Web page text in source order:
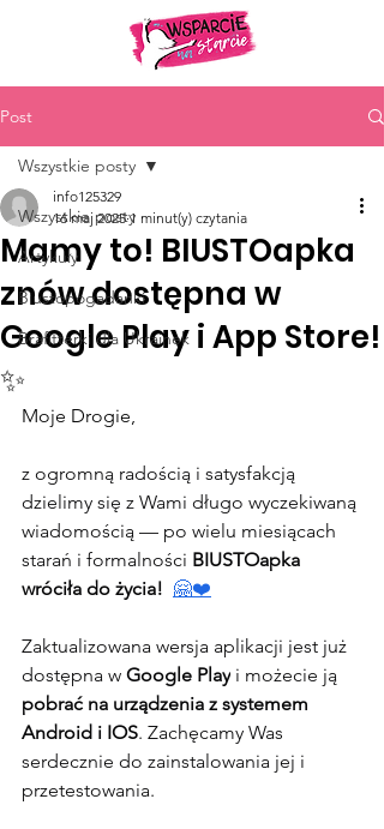
Post
Wszystkie posty
Artykuły
Biustopogadanki
Brafitterki dla Ukrainek
Wszystkie posty
Mamy to! BIUSTOapka
znów dostępna w
Google Play i App Store!
✨
info125329
16 maj 2025 1 minut(y) czytania
Moje Drogie,
z ogromną radością i satysfakcją
dzielimy się z Wami długo wyczekiwaną
wiadomością — po wielu miesiącach
starań i formalności BIUSTOapka
wróciła do życia! 🤗❤️
Zaktualizowana wersja aplikacji jest już
dostępna w Google Play i możecie ją
pobrać na urządzenia z systemem
Android i IOS. Zachęcamy Was
serdecznie do zainstalowania jej i
przetestowania.